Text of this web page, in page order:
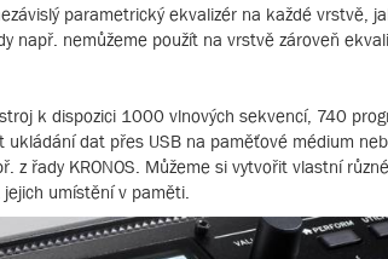
parametrický ekvalizér na každé vrstvě,
např. nemůžeme použít na vrstvě zároveň
k dispozici 1000 vlnových sekvencí, 740
ukládání dat přes USB na paměťové médium
z řady KRONOS. Můžeme si vytvořit vlastní
umístění v paměti.